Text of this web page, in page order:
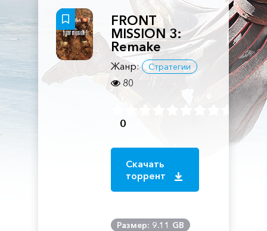
FRONT
MISSION 3:
Remake
Жанр: Стратегии
80
0
Скачать
торрент
Размер: 9.11 GB